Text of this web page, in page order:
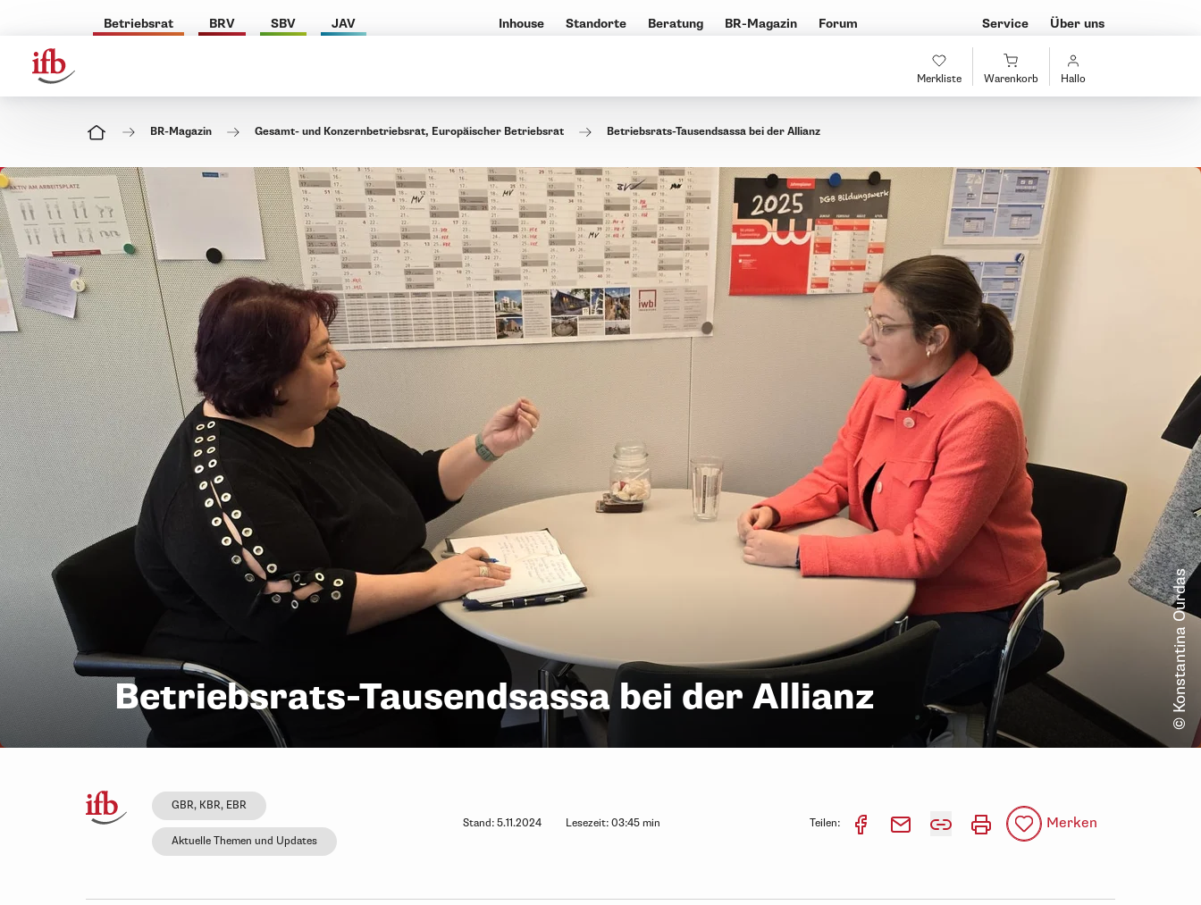
Merkliste Warenkorb Hallo
Betriebsrat BRV SBV JAV Inhouse Standorte Beratung BR-Magazin Forum Service Über uns
BR-Magazin Gesamt- und Konzernbetriebsrat, Europäischer Betriebsrat Betriebsrats-Tausendsassa bei der Allianz
Betriebsrats-Tausendsassa bei der Allianz © Konstantina Ourdas
GBR, KBR, EBR
Aktuelle Themen und Updates
Stand: 5.11.2024 Lesezeit:03:45 min Teilen: Merken